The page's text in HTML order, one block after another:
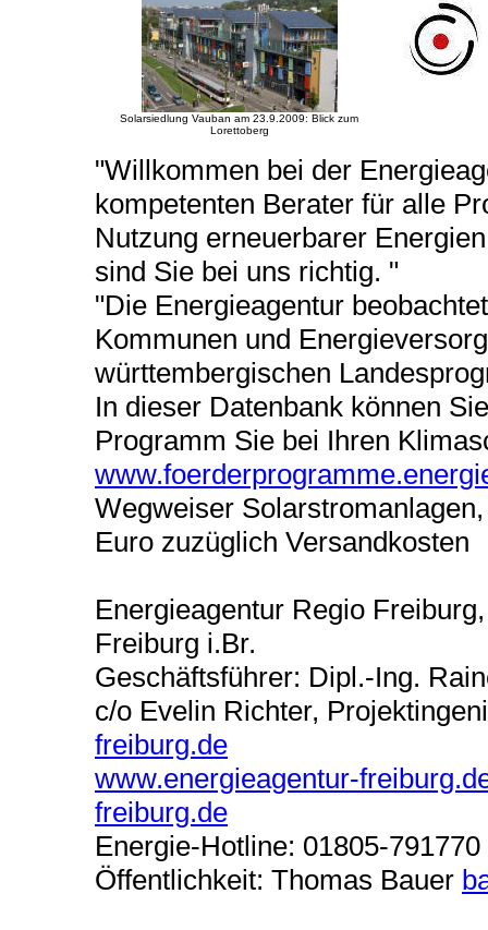
Solarsiedlung Vauban am 23.9.2009: Blick zum
Lorettoberg
"Willkommen bei der
kompetenten Berater für alle
Nutzung erneuerbarer
sind Sie bei uns richtig. "
"Die Energieagentur
Kommunen und
württembergischen
In dieser Datenbank können
Programm Sie bei Ihren
Wegweiser
Euro zuzüglich Versandkosten
Energieagentur Regio
Freiburg i.Br.
Geschäftsführer: Dipl.-Ing.
c/o Evelin Richter,
freiburg.de
www.energieagentur-
freiburg.de
Energie-Hotline: 01805-791770
Öffentlichkeit: Thomas Bauer